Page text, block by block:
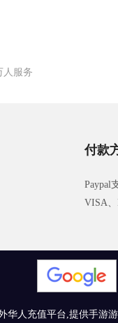
人服务
付款
Paypal
VISA、
华人充值平台,提供手游